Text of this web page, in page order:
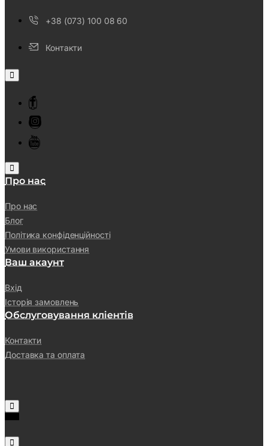
+38 (073) 100 08 60
Контакти
Про нас
Про нас
Блог
Політика конфіденційності
Умови використання
Ваш акаунт
Вхід
Історія замовлень
Обслуговування кліентів
Контакти
Доставка та оплата